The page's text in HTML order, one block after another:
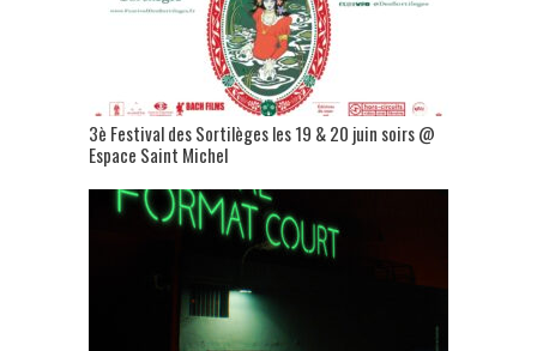
3è Festival des Sortilèges les 19 & 20 juin soirs @
Espace Saint Michel